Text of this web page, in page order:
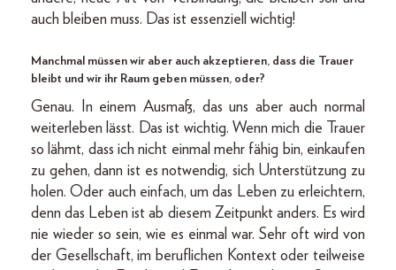
auch bleiben muss. Das ist essenziell wichtig!
Manchmal müssen wir aber auch akzeptieren, dass die Trauer
bleibt und wir ihr Raum geben müssen, oder?
Genau. In einem Ausmaß, das uns aber auch normal
weiterleben lässt. Das ist wichtig. Wenn mich die Trauer
so lähmt, dass ich nicht einmal mehr fähig bin, einkaufen
zu gehen, dann ist es notwendig, sich Unterstützung zu
holen. Oder auch einfach, um das Leben zu erleichtern,
denn das Leben ist ab diesem Zeitpunkt anders. Es wird
nie wieder so sein, wie es einmal war. Sehr oft wird von
der Gesellschaft, im beruflichen Kontext oder teilweise